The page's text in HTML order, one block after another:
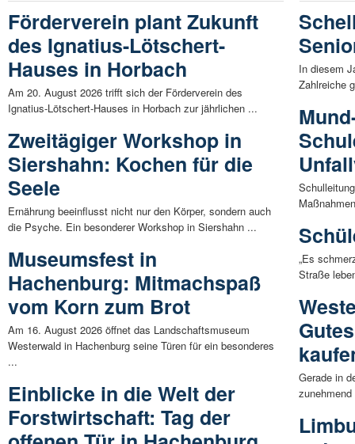
Förderverein plant Zukunft
des Ignatius-Lötschert-
Hauses in Horbach
Am 20. August 2026 trifft sich der Förderverein des
Ignatius-Lötschert-Hauses in Horbach zur jährlichen ...
Zweitägiger Workshop in
Siershahn: Kochen für die
Seele
Ernährung beeinflusst nicht nur den Körper, sondern auch
die Psyche. Ein besonderer Workshop in Siershahn ...
Museumsfest in
Hachenburg: Mitmachspaß
vom Korn zum Brot
Am 16. August 2026 öffnet das Landschaftsmuseum
Westerwald in Hachenburg seine Türen für ein besonderes
...
Einblicke in die Welt der
Forstwirtschaft: Tag der
In diesem
Zahlreiche
„Es
Straße
Gerade in